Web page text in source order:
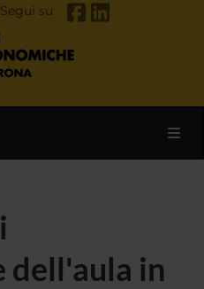
Segui su
in